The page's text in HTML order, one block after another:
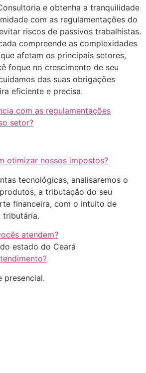
e obtenha a tranquilidade
com as regulamentações do
riscos de passivos trabalhistas.
compreende as complexidades
afetam os principais setores,
foque no crescimento de seu
das suas obrigações
eficiente e precisa.
com as regulamentações
setor?
otimizar nossos impostos?
tecnológicas, analisaremos o
a tributação do seu
financeira, com o intuito de
tributária.
atendem?
estado do Ceará
presencial.